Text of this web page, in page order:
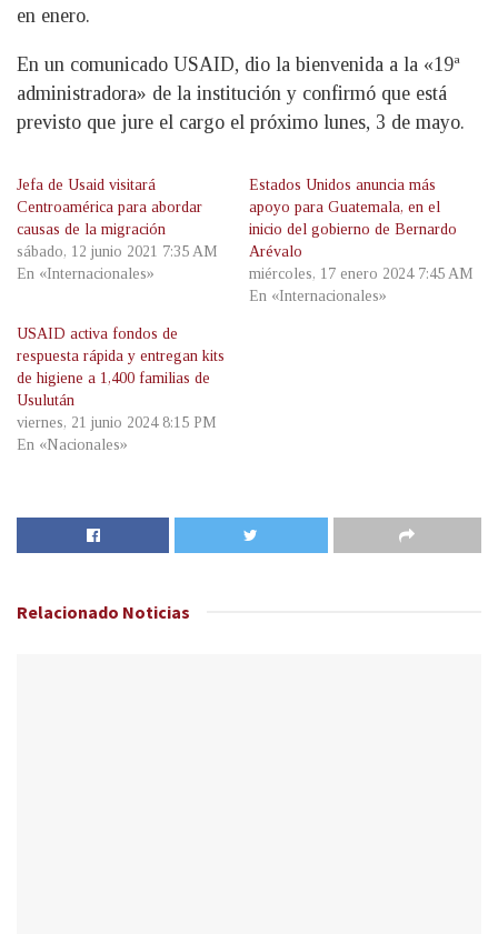
en enero.
En un comunicado USAID, dio la bienvenida a la «19ª
administradora» de la institución y confirmó que está
previsto que jure el cargo el próximo lunes, 3 de mayo.
Jefa de Usaid visitará
Centroamérica para abordar
causas de la migración
sábado, 12 junio 2021 7:35 AM
En «Internacionales»
Estados Unidos anuncia más
apoyo para Guatemala, en el
inicio del gobierno de Bernardo
Arévalo
miércoles, 17 enero 2024 7:45 AM
En «Internacionales»
USAID activa fondos de
respuesta rápida y entregan kits
de higiene a 1,400 familias de
Usulután
viernes, 21 junio 2024 8:15 PM
En «Nacionales»
Relacionado Noticias